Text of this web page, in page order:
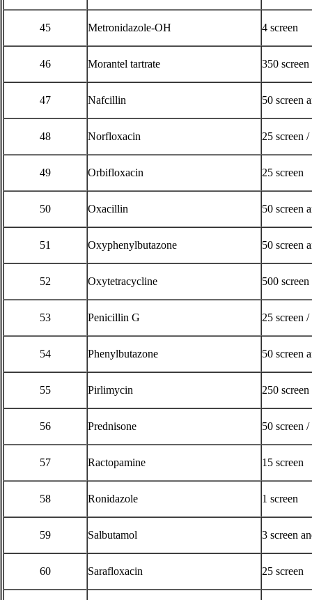
45 Metronidazole-OH 4 screen
46 Morantel tartrate 350 screen
47 Nafcillin 50 screen
48 Norfloxacin 25 screen
49 Orbifloxacin 25 screen
50 Oxacillin 50 screen
51 Oxyphenylbutazone 50 screen
52 Oxytetracycline 500
53 Penicillin G 25 screen
54 Phenylbutazone 50 screen
55 Pirlimycin 250
56 Prednisone 50 screen
57 Ractopamine 15 screen
58 Ronidazole 1 screen
59 Salbutamol 3 screen
60 Sarafloxacin 25 screen